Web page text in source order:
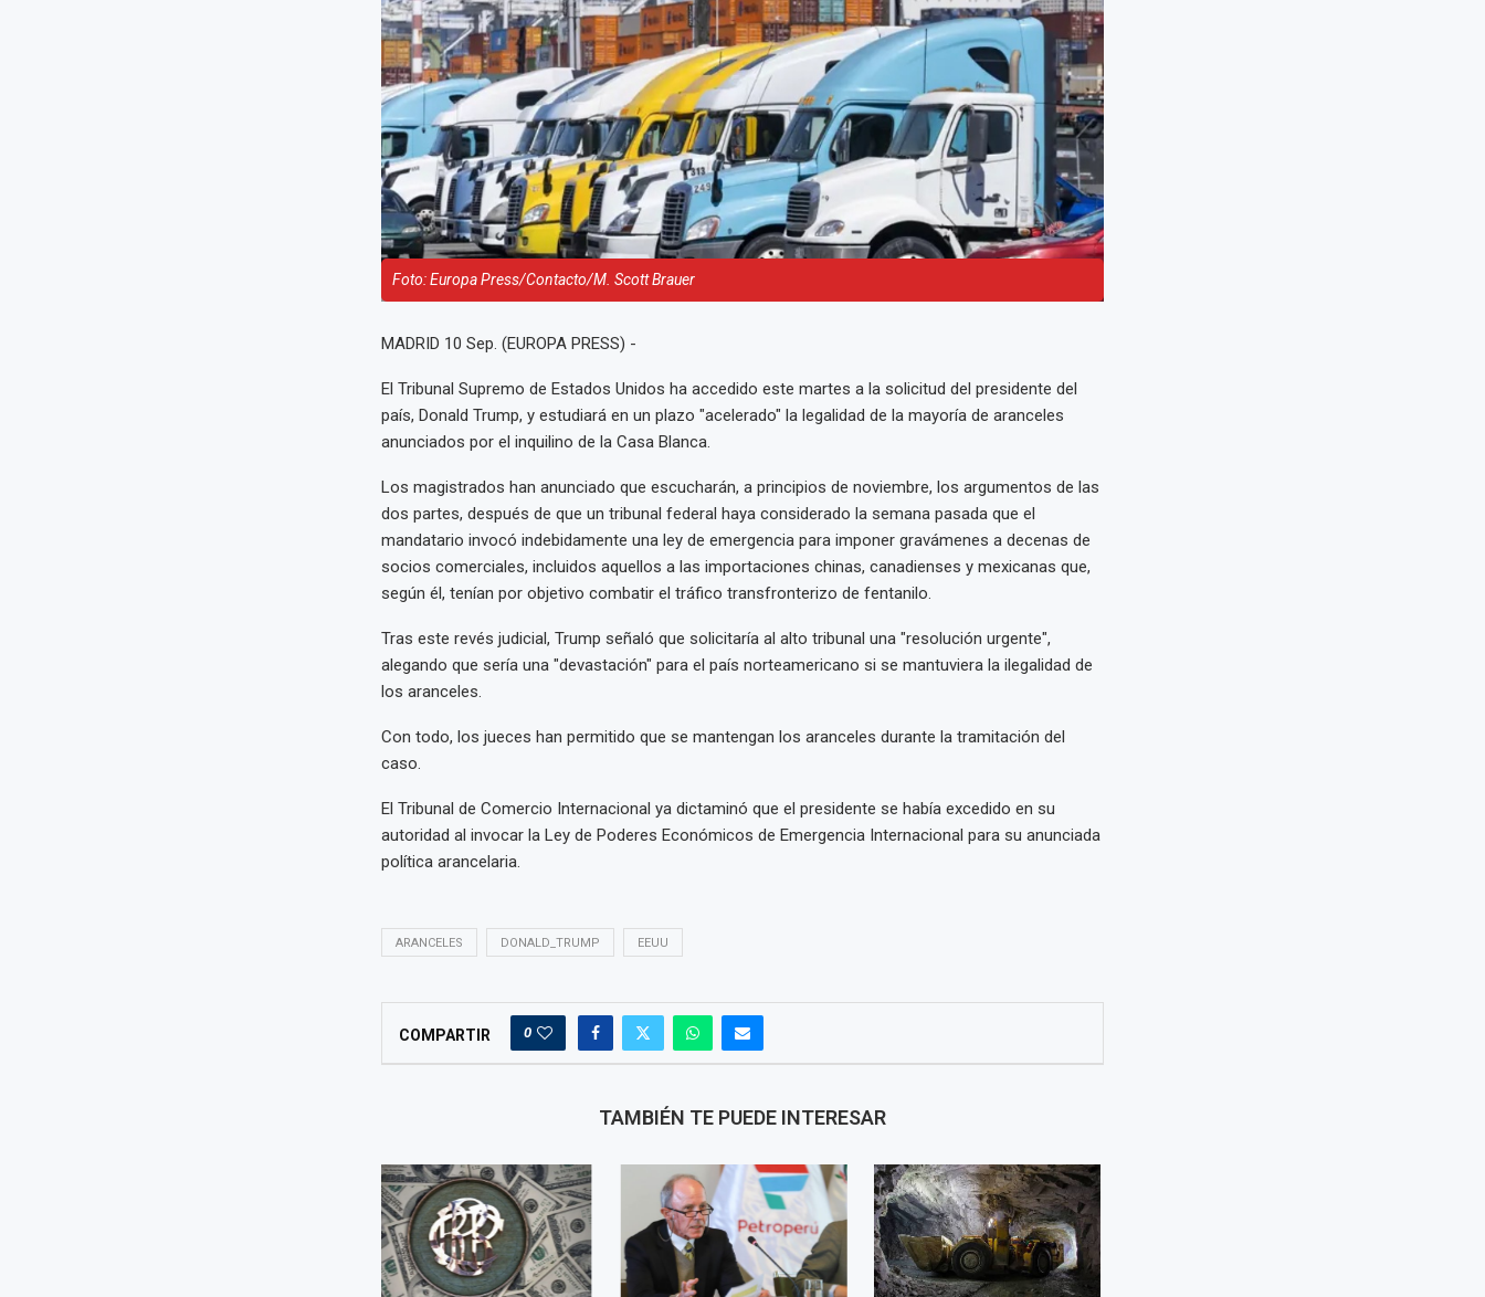
Foto: Europa Press/Contacto/M. Scott Brauer
MADRID 10 Sep. (EUROPA PRESS) -
El Tribunal Supremo de Estados Unidos ha accedido este martes a la solicitud del presidente del
país, Donald Trump, y estudiará en un plazo "acelerado" la legalidad de la mayoría de aranceles
anunciados por el inquilino de la Casa Blanca.
Los magistrados han anunciado que escucharán, a principios de noviembre, los argumentos de las
dos partes, después de que un tribunal federal haya considerado la semana pasada que el
mandatario invocó indebidamente una ley de emergencia para imponer gravámenes a decenas de
socios comerciales, incluidos aquellos a las importaciones chinas, canadienses y mexicanas que,
según él, tenían por objetivo combatir el tráfico transfronterizo de fentanilo.
Tras este revés judicial, Trump señaló que solicitaría al alto tribunal una "resolución urgente",
alegando que sería una "devastación" para el país norteamericano si se mantuviera la ilegalidad de
los aranceles.
Con todo, los jueces han permitido que se mantengan los aranceles durante la tramitación del
caso.
El Tribunal de Comercio Internacional ya dictaminó que el presidente se había excedido en su
autoridad al invocar la Ley de Poderes Económicos de Emergencia Internacional para su anunciada
política arancelaria.
ARANCELES DONALD_TRUMP EEUU
COMPARTIR 0
TAMBIÉN TE PUEDE INTERESAR